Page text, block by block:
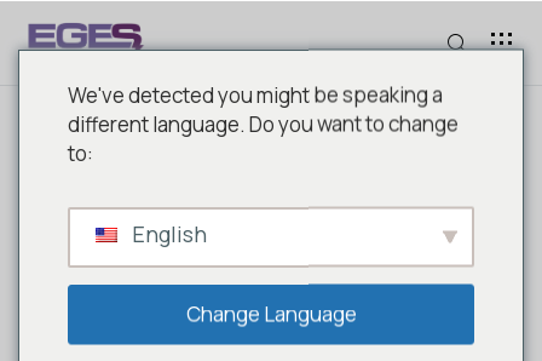
BOÎTIER DC POUR SYSTÈME
D'ÉNERGIE SOLAIRE
Le DC Box est un boîtier de commande conçu
pour collecter, distribuer et protéger de manière
We've detected you might be speaking a
different language. Do you want to change
to:
English
Change Language